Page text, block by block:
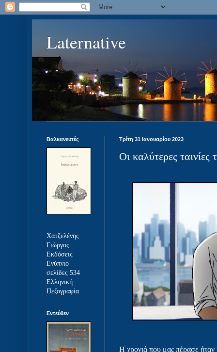
Laternative
Τρίτη 31 Ιανουαρίου 2023
Οι καλύτερες ταινίες
Η χρονιά που μας πέρασε
Βαλκανευτές
Χατζελένης
Γιώργος
Εκδόσεις
Ενύπνιο
σελίδες 534
Ελληνική
Πεζογραφία
Εντεύθεν